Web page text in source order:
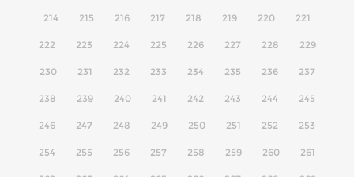
214 215 216 217 218 219 220 221
222 223 224 225 226 227 228 229
230 231 232 233 234 235 236 237
238 239 240 241 242 243 244 245
246 247 248 249 250 251 252 253
254 255 256 257 258 259 260 261